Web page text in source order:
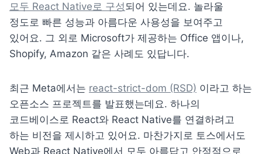
모두 React Native로 구성되어 있는데요. 놀라울
정도로 빠른 성능과 아름다운 사용성을 보여주고
있어요. 그 외로 Microsoft가 제공하는 Office 앱이나,
Shopify, Amazon 같은 사례도 있답니다.
최근 Meta에서는 react-strict-dom (RSD) 이라고 하는
오픈소스 프로젝트를 발표했는데요. 하나의
코드베이스로 React와 React Native를 연결하려고
하는 비전을 제시하고 있어요. 마찬가지로 토스에서도
Web과 React Native에서 모두 아름답고 안정적으로